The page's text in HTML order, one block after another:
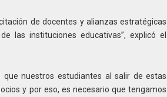
de docentes y alianzas estratégicas
las instituciones educativas”, explicó el
que nuestros estudiantes al salir de estas
y por eso, es necesario que tengamos